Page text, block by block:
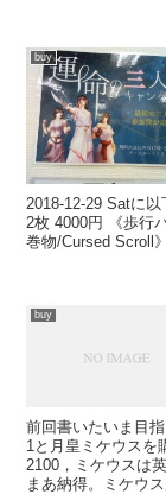
buy
2018-12-29 Satに
2枚 4000円 《歩行
巻物/Cursed Scroll
buy
前回書いたいま目
1と月皇ミケウスを
2100，ミケウスは
まあ納得。ミケウ